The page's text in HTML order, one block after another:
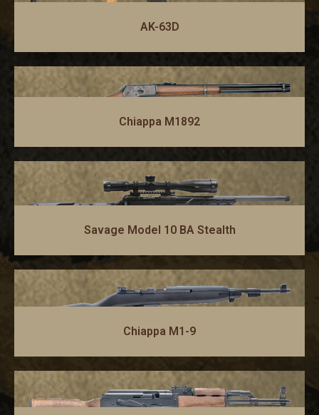
AK-63D
Chiappa M1892
Savage Model 10 BA Stealth
Chiappa M1-9